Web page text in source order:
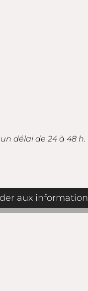
délai de 24 à 48 h.
aux